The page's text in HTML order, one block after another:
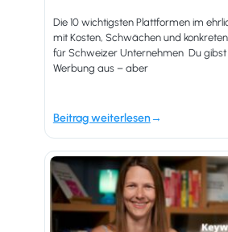
Die 10 wichtigsten Plattformen im
mit Kosten, Schwächen und
für Schweizer Unternehmen Du gibst
Werbung aus – aber
Beitrag weiterlesen